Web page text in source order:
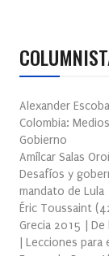
Alexander
Colombia:
Gobierno
Amílcar Salas
Desafíos y
mandato de Lula
Éric Toussaint (
Grecia 2015 | De
| Lecciones